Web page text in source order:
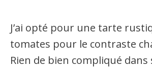
J’ai opté pour une tarte
tomates pour le contraste
Rien de bien compliqué dans